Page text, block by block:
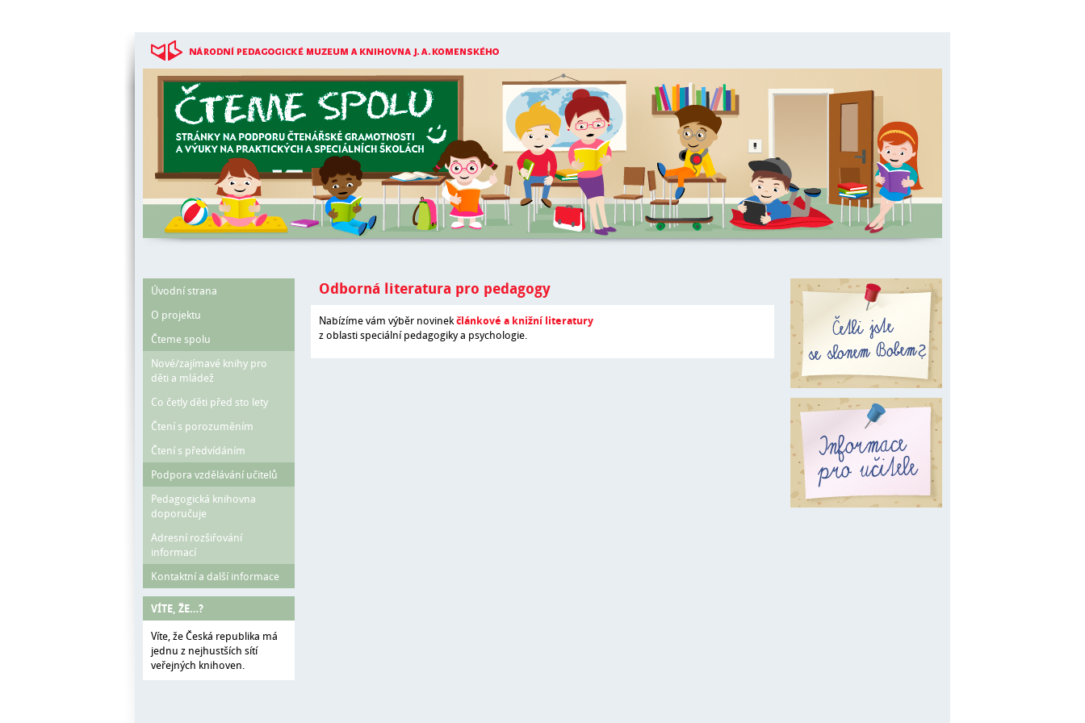
Úvodní strana
O projektu
Čteme spolu
Nové/zajímavé knihy pro
děti a mládež
Co četly děti před sto lety
Čtení s porozuměním
Čtení s předvídáním
Podpora vzdělávání učitelů
Pedagogická knihovna
doporučuje
Adresní rozšiřování
informací
Kontaktní a další informace
VÍTE, ŽE…?
Víte, že Česká republika má
jednu z nejhustších sítí
veřejných knihoven.
Odborná literatura pro pedagogy
Nabízíme vám výběr novinekčlánkové a knižní literatury
z oblasti speciální pedagogiky a psychologie.